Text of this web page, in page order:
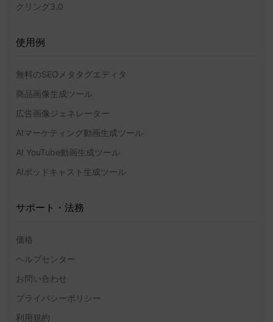
クリング3.0
使用例
無料のSEOメタタグエディタ
商品画像生成ツール
広告画像ジェネレーター
AIマーケティング動画生成ツール
AI YouTube動画生成ツール
AIポッドキャスト生成ツール
サポート・法務
価格
ヘルプセンター
お問い合わせ
プライバシーポリシー
利用規約